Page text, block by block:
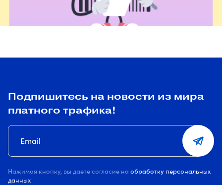
Подпишитесь на новости из мира
платного трафика!
Нажимая кнопку, вы даете согласие на обработку персональных
данных